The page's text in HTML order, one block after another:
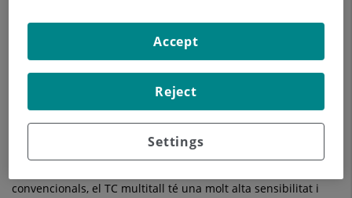
alteracions de l'origen de les artèries coronàries i altres
anomalies cardíaques congènites, malalties del pericardi,
estudi de les venes pulmonars, estudi d'aorta etc.
Utilitza l'emissió de raigs X per obtenir imatges en 3
dimensions d'alta resolució de les artèries coronàries. El
molt baix i inferior a altres tècniques que s'utilitzen amb el
convencionals, el TC multitall té una molt alta sensibilitat i
Settings
Reject
Accept